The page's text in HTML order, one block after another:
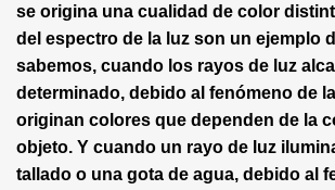
se origina una cualidad de color
del espectro de la luz son un ejemplo
sabemos, cuando los rayos de luz
determinado, debido al fenómeno de
originan colores que dependen de la
objeto. Y cuando un rayo de luz
tallado o una gota de agua, debido al